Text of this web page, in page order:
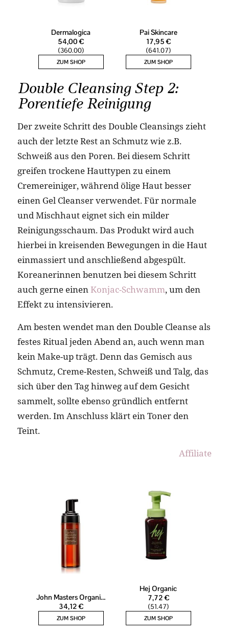
Double Cleansing Step 2:
Porentiefe Reinigung
Der zweite Schritt des Double Cleansings zieht
auch der letzte Rest an Schmutz wie z.B.
Schweiß aus den Poren. Bei diesem Schritt
greifen trockene Hauttypen zu einem
Cremereiniger, während ölige Haut besser
einen Gel Cleanser verwendet. Für normale
und Mischhaut eignet sich ein milder
Reinigungsschaum. Das Produkt wird auch
hierbei in kreisenden Bewegungen in die Haut
einmassiert und anschließend abgespült.
Koreanerinnen benutzen bei diesem Schritt
auch gerne einenKonjac-Schwamm, um den
Effekt zu intensivieren.
Am besten wendet man den Double Cleanse als
festes Ritual jeden Abend an, auch wenn man
kein Make-up trägt. Denn das Gemisch aus
Schmutz, Creme-Resten, Schweiß und Talg, das
sich über den Tag hinweg auf dem Gesicht
sammelt, sollte ebenso gründlich entfernt
werden. Im Anschluss klärt ein Toner den
Teint.
Affiliate